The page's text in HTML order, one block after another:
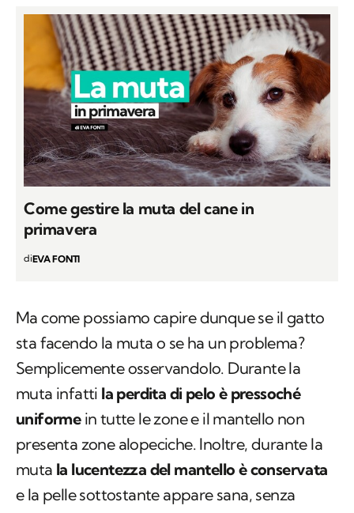
Come gestire la muta del cane in
primavera
Ma come possiamo capire dunque se il gatto
muta infattila perdita di pelo è pressoché
uniformein tutte le zone e il mantello non
presenta zone alopeciche. Inoltre, durante la
muta la lucentezza del mantello è conservata
e la pelle sottostante appare sana, senza
croste oforforao screpolature. Se invece il
mantello è opaco, poco lucente, con presenza
di forfora in scaglie, se la pelle appare